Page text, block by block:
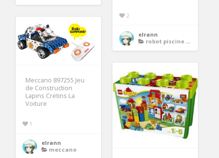
2
elrann
robot piscine hydraulique
Meccano 897255 Jeu
de Construction
Lapins Cretins La
Voiture
1
elrann
meccano